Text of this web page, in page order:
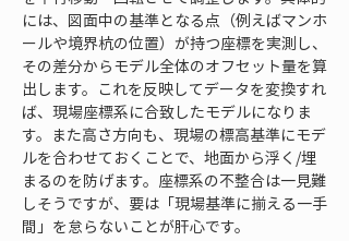
には、図面中の基準となる点（例えばマンホ
ールや境界杭の位置）が持つ座標を実測し、
その差分からモデル全体のオフセット量を算
出します。これを反映してデータを変換すれ
ば、現場座標系に合致したモデルになりま
す。また高さ方向も、現場の標高基準にモデ
ルを合わせておくことで、地面から浮く/埋
まるのを防げます。座標系の不整合は一見難
しそうですが、要は「現場基準に揃える一手
間」を怠らないことが肝心です。